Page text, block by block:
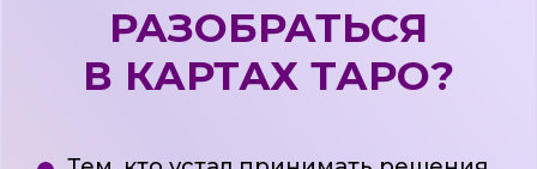
Хочу сочетать таро и
астрологию